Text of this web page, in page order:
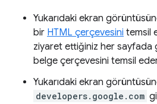
Yukarıdaki ekran
bir HTML çerçevesini temsil
ziyaret ettiğiniz her sayfada
belge çerçevesini temsil
Yukarıdaki ekran
developers.google.com